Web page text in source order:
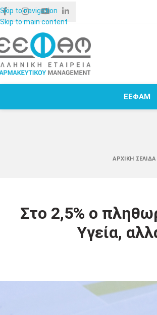
Skip to navigation
Skip to main content
ΕΕΦΑΜ
ΑΡΧΙΚΉ ΣΕΛΊΔΑ
Στο 2,5% ο
Υγεία,